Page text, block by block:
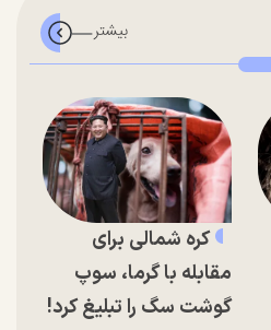
کره شمالی برای
مقابله با گرما، سوپ
گوشت سگ را تبلیغ کرد!